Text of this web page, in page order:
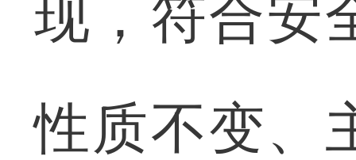
现，符合安
性质不变、